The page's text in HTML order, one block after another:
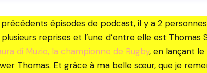
épisodes de podcast, il y a 2
reprises et l’une d’entre elle est Thomas
di Muzio, la championne de Rugby, en lançant
Thomas. Et grâce à ma belle sœur, que je